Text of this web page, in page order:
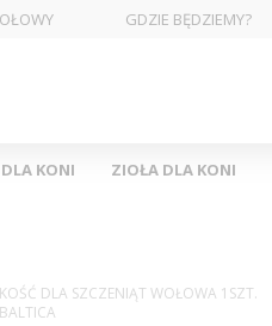
GDZIE BĘDZIEMY?
KONI ZIOŁA DLA KONI
KOŚĆ DLA SZCZENIĄT WOŁOWA 1SZT.
BALTICA